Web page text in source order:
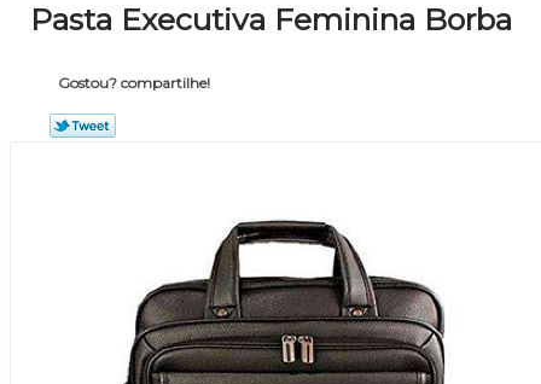
Pasta Executiva Feminina Borba
Gostou? compartilhe!